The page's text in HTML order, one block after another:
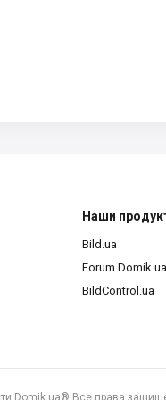
Наши
Bild.ua
Forum.Domik.ua
BildControl.ua
Domik.ua® Все права